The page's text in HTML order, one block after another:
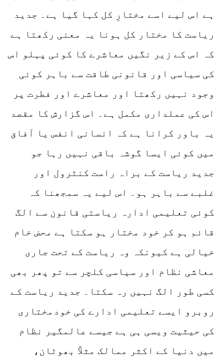
ہے اس لیے اسے مختارِ کل کہا گیا ہے۔ جدید
ریاست کا مختار کل ہونا یہ معنی رکھتا ہے
کہ اس کے زیر نگیں معاشرے کا کوئی پہلو اس
کی سیاسی اور قانونی طاقت سے باہر کوئی
وجود نہیں رکھتا اور معاشرے اور فطرت پر
اس کی عملداری مکمل ہے۔ اس گزارش کا مقصد
یہ باور کرانا ہے کہ انسانی انفس یا آفاق
میں کوئی ایسا گوشہ باقی نہیں رہا جو
جدید ریاست کے براہ راست کنٹرول اور
غلبے سے باہر ہو۔ اس لیے یہ سمجھنا کہ
کوئی تعلیمی ادارہ ریاستی قانون سے الگ
قائم ہو کر خود مختار ہو سکتا ہے محض خام
خیالی ہے کیونکہ وہ ریاست کے تحت جاری
معاشی نظام اور سیاسی کلچر سے تو پھر بھی
کسی طور الگ نہیں رہ سکتا۔ جدید ریاست کے
روبرو ایسے تعلیمی ادارے کی خودمختاری
کی حیثیت ویسی ہی ہے جیسے عالمگیر نظام
میں دنیا کے اکثر ممالک مثلاً بھوٹان،